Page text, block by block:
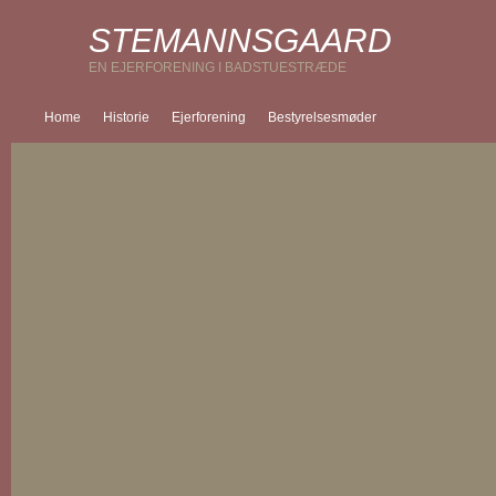
STEMANNSGAARD
EN EJERFORENING I BADSTUESTRÆDE
Home Historie Ejerforening Bestyrelsesmøder